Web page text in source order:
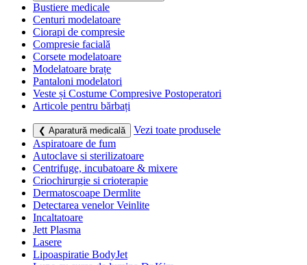
Bustiere medicale
Centuri modelatoare
Ciorapi de compresie
Compresie facială
Corsete modelatoare
Modelatoare brațe
Pantaloni modelatori
Veste și Costume Compresive Postoperatori
Articole pentru bărbați
❮ Aparatură medicală
Vezi toate produsele
Aspiratoare de fum
Autoclave si sterilizatoare
Centrifuge, incubatoare & mixere
Criochirurgie si crioterapie
Dermatoscoape Dermlite
Detectarea venelor Veinlite
Incaltatoare
Jett Plasma
Lasere
Lipoaspiratie BodyJet